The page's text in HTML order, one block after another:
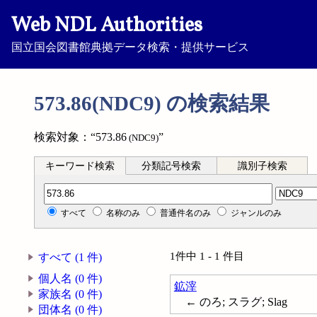
Web NDL Authorities
国立国会図書館典拠データ検索・提供サービス
573.86(NDC9) の検索結果
検索対象：“573.86 (NDC9)”
キーワード検索 分類記号検索 識別子検索
分類記号検索
すべて 名称のみ 普通件名のみ ジャンルのみ
すべて (1 件)
個人名 (0 件)
家族名 (0 件)
団体名 (0 件)
1件中 1 - 1 件目
鉱滓
← のろ; スラグ; Slag